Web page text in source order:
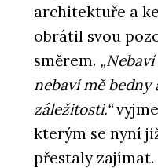
architektuře a
obrátil svou
směrem.
nebaví mě bedny
záležitosti.“
kterým se nyní
přestaly zajímat.